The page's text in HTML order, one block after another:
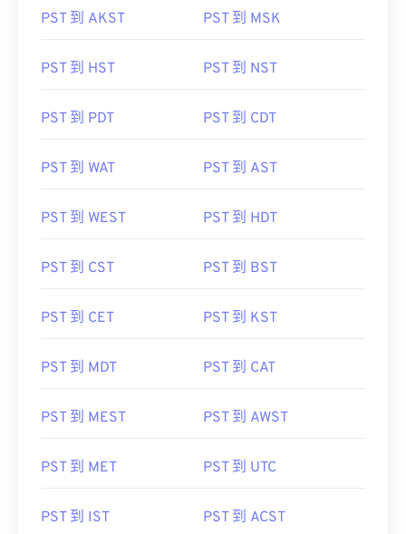
PST 到 AKST PST 到 MSK
PST 到 HST PST 到 NST
PST 到 PDT PST 到 CDT
PST 到 WAT PST 到 AST
PST 到 WEST PST 到 HDT
PST 到 CST PST 到 BST
PST 到 CET PST 到 KST
PST 到 MDT PST 到 CAT
PST 到 MEST PST 到 AWST
PST 到 MET PST 到 UTC
PST 到 IST PST 到 ACST